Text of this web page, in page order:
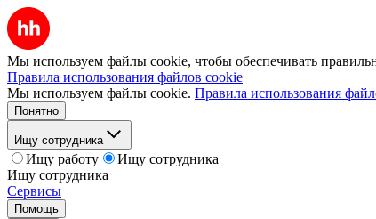
Мы используем файлы cookie, чтобы обеспечивать
Правила использования файлов cookie
Мы используем файлы cookie. Правила использования
Понятно
Ищу сотрудника
Ищу работу
Ищу сотрудника
Ищу сотрудника
Сервисы
Помощь